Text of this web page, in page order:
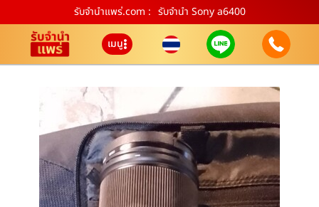
รับจํานําแพร่.com : รับจำนำ Sony a6400
เมนู